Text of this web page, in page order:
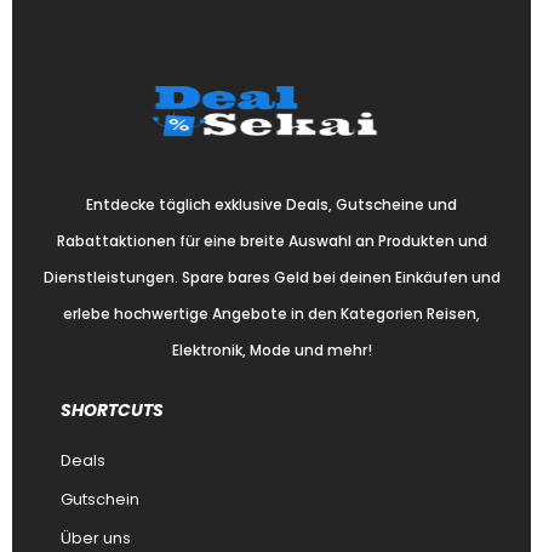
Entdecke täglich exklusive Deals, Gutscheine und
Rabattaktionen für eine breite Auswahl an Produkten und
Dienstleistungen. Spare bares Geld bei deinen Einkäufen und
erlebe hochwertige Angebote in den Kategorien Reisen,
Elektronik, Mode und mehr!
SHORTCUTS
Deals
Gutschein
Über uns